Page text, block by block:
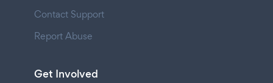
Contact Support
Report Abuse
Get Involved